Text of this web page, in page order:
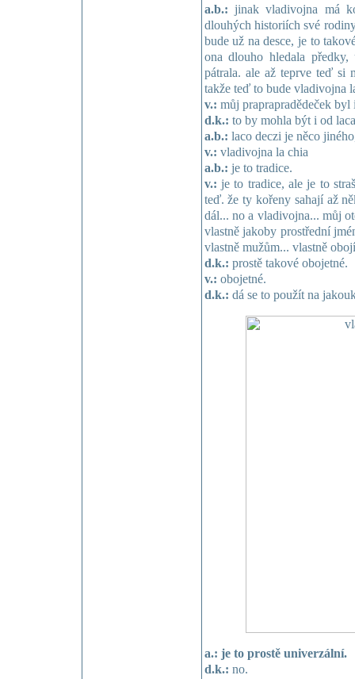
a.b.: jinak vladivojna má
dlouhých historiích své
bude už na desce, je to
ona dlouho hledala
pátrala. ale až teprve teď si
takže teď to bude vladivojna
v.: můj praprapradědeček byl
d.k.: to by mohla být i od
a.b.: laco deczi je něco
v.: vladivojna la chia
a.b.: je to tradice.
v.: je to tradice, ale je to
teď. že ty kořeny sahají až
dál... no a vladivojna... můj
vlastně jakoby prostřední
vlastně mužům... vlastně
d.k.: prostě takové obojetné.
v.: obojetné.
d.k.: dá se to použít na
a.: je to prostě univerzální.
d.k.: no.